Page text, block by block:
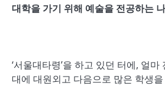
대학을 가기 위해 예술을 전공하는
‘서울대타령’을 하고 있던 터에, 얼마
대에 대원외고 다음으로 많은 학생